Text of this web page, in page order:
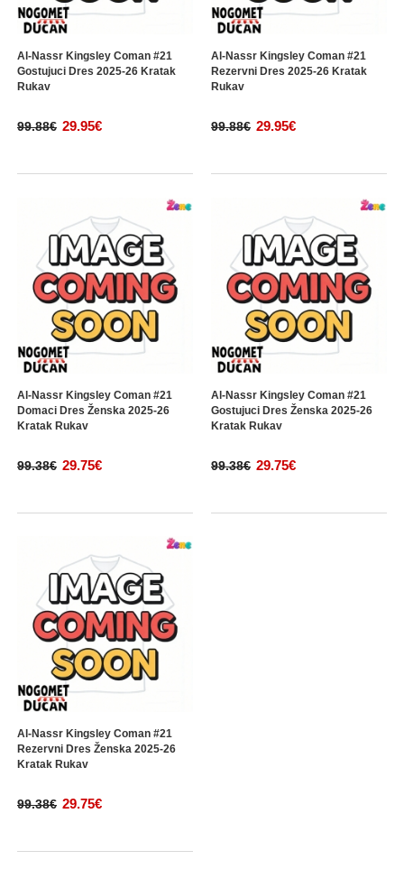
Al-Nassr Kingsley Coman #21
Gostujuci Dres 2025-26 Kratak
Rukav
99.88€ 29.95€
Al-Nassr Kingsley Coman #21
Rezervni Dres 2025-26 Kratak
Rukav
99.88€ 29.95€
Al-Nassr Kingsley Coman #21
Domaci Dres Ženska 2025-26
Kratak Rukav
99.38€ 29.75€
Al-Nassr Kingsley Coman #21
Gostujuci Dres Ženska 2025-26
Kratak Rukav
99.38€ 29.75€
Al-Nassr Kingsley Coman #21
Rezervni Dres Ženska 2025-26
Kratak Rukav
99.38€ 29.75€